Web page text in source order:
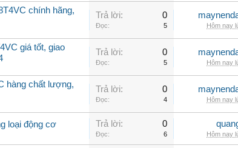
chính hãng,
Trả lời: 0
Đọc: 5 Hôm nay
giá tốt, giao
Trả lời: 0
Đọc: 5 Hôm nay
hàng chất lượng,
Trả lời: 0
Đọc: 4 Hôm nay
loại động cơ Trả lời: 0
Đọc: 6 Hôm nay